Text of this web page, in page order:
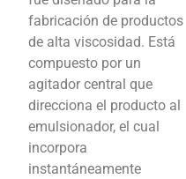
fabricación de productos
de alta viscosidad. Está
compuesto por un
agitador central que
direcciona el producto al
emulsionador, el cual
incorpora
instantáneamente